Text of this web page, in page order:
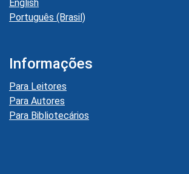
English
Português (Brasil)
Informações
Para Leitores
Para Autores
Para Bibliotecários